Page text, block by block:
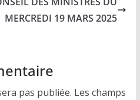
MERCREDI 19 MARS 2025
pas publiée. Les champs